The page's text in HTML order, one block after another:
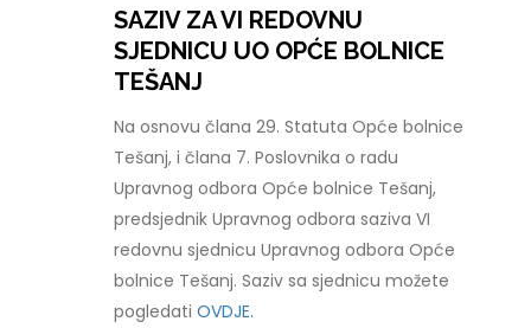
SAZIV ZA VI REDOVNU
SJEDNICU UO OPĆE BOLNICE
TEŠANJ
Na osnovu člana 29. Statuta Opće bolnice
Tešanj, i člana 7. Poslovnika o radu
Upravnog odbora Opće bolnice Tešanj,
predsjednik Upravnog odbora saziva VI
redovnu sjednicu Upravnog odbora Opće
bolnice Tešanj. Saziv sa sjednicu možete
pogledatiOVDJE.